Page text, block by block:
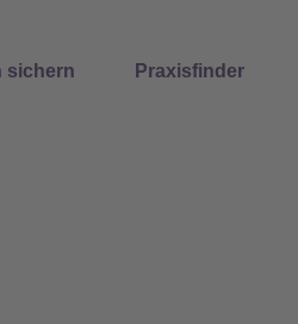
sichern Praxisfinder